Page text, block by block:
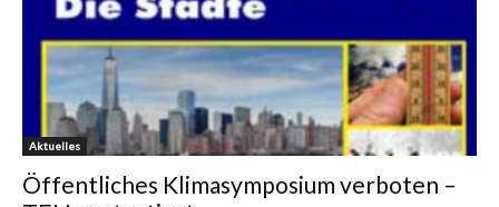
Aktuelles
Öffentliches Klimasymposium verboten –